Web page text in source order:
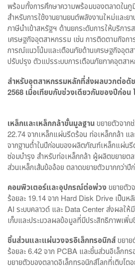
พร้อมทั้งการศึกษาความพร้อมของตลาดในภู
สำหรับการใช้งานยานยนต์พลังงานใหม่และย
ภาษีนำเข้าสหรัฐฯ ด้านยกระดับการให้บริกา
เศรษฐกิจอุตสาหกรรม เช่น การติดตามกิจกา
การณ์แนวโน้มและเตือนภัยด้านเศรษฐกิจอุต
ปรับปรุง ตัวแปรระบบการเตือนภัยภาคอุตสา
สำหรับอุตสาหกรรมหลักที่ส่งผลบวกต่อดั
2568 เมื่อเทียบกับช่วงเดียวกันของปีก่อน
เหล็กและเหล็กกล้าขั้นมูลฐานขยายตัวจาก
22.74 จากเหล็กแผ่นรีดร้อน ท่อเหล็กกล้า แล
จากฐานต่ำในปีก่อนของผลิตภัณฑ์เหล็กแผ่น
ซ่อมบำรุง สำหรับท่อเหล็กกล้า ผู้ผลิตขยายตล
ส่วนเหล็กเส้นข้ออ้อย ตลาดขยายตัวมากกว่า
คอมพิวเตอร์และอุปกรณ์ต่อพ่วงขยายตัว
ร้อยละ 19.14 จาก Hard Disk Drive เป็นห
AI ระบบคลาวด์ และ Data Center ส่งผลใ
เก็บและประมวลผลข้อมูลที่มีประสิทธิภาพเพิ่ม
ชิ้นส่วนและแผ่นวงจรอิเล็กทรอนิกส์ขยาย
ร้อยละ 6.42 จาก PCBA และชิ้นส่วนอิเล็กท
ขยายตัวของตลาดอิเล็กทรอนิกส์โลกที่เติบโต